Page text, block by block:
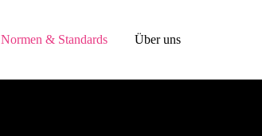
Normen & Standards Über uns